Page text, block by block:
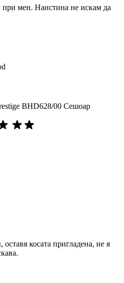
при мен. Наистина не искам да
BHD628/00 Сешоар
косата пригладена, не я